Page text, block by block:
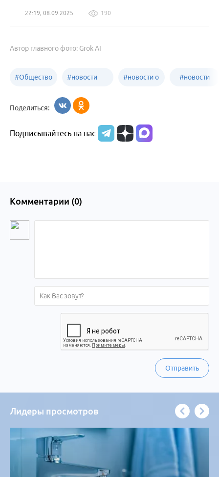
22:19, 08.09.2025 190
Автор главного фото: Grok AI
#Общество #новости
образования
#новости о
Алтайского
#новости
Поделиться:
Подписывайтесь на нас
Комментарии (0)
Отправить
Лидеры просмотров